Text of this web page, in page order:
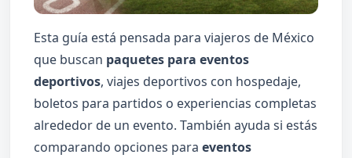
Esta guía está pensada para viajeros de México
que buscan paquetes para eventos
deportivos, viajes deportivos con hospedaje,
boletos para partidos o experiencias completas
alrededor de un evento. También ayuda si estás
comparando opciones para eventos